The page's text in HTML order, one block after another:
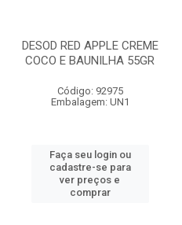
DESOD RED APPLE CREME
COCO E BAUNILHA 55GR
Código: 92975
Embalagem: UN1
Faça seu login ou
cadastre-se para
ver preços e
comprar